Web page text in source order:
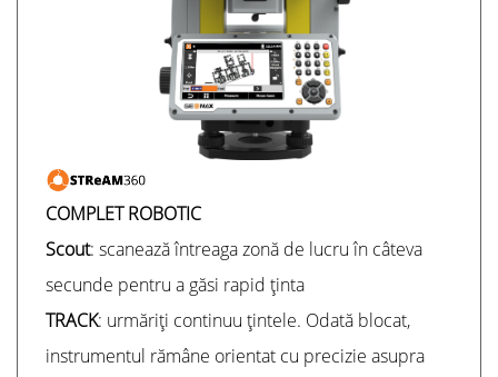
COMPLET ROBOTIC
Scout: scanează întreaga zonă de lucru în câteva
secunde pentru a găsi rapid ținta
TRACK: urmăriți continuu țintele. Odată blocat,
instrumentul rămâne orientat cu precizie asupra